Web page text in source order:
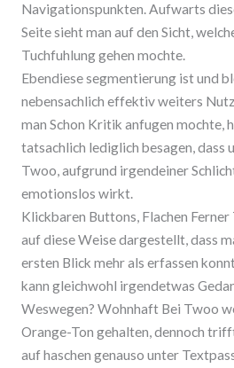
Navigationspunkten. Aufwarts
Seite sieht man auf den Sicht,
Tuchfuhlung gehen mochte.
Ebendiese segmentierung ist und
nebensachlich effektiv weiters
man Schon Kritik anfugen mochte,
tatsachlich lediglich besagen, dass
Twoo, aufgrund irgendeiner
emotionslos wirkt.
Klickbaren Buttons, Flachen
auf diese Weise dargestellt, dass
ersten Blick mehr als erfassen
kann gleichwohl irgendetwas
Weswegen? Wohnhaft Bei Twoo
Orange-Ton gehalten, dennoch
auf haschen genauso unter